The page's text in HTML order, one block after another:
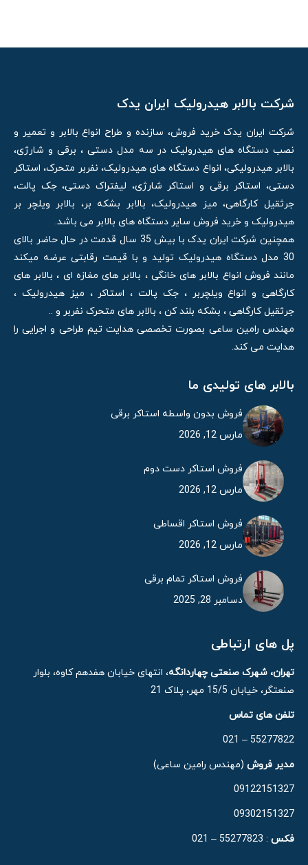
شرکت بالابر هیدرولیک ایران یدک
شرکت ایران یدک خرید فروش، سازنده و طراح انواع بالابر و تعمیر و
نصب دستگاه های هیدرولیک در سه مدل دستی ، برقی و شارژی،
بالابر هیدرولیکی، انواع دستگاه های هیدرولیک، نفربر متحرک، استاکر
دستی، استاکر برقی و استاکر شارژی، لیفتراک دستی، جک پالت،
جرثقیل کارگاهی، میز هیدرولیک، بالابر بشکه بر، بالابر ویلچر بر
هیدرولیک و خرید فروش سایر دستگاه های بالابر می باشد.
همچنین شرکت ایران یدک با بیش 35 سال قدمت در حال حاضر بالای
30 مدل دستگاه هیدرولیک تولید و با قیمت رقابتی عرضه میکند
مانند فروش انواع بالابر های خانگی ، بالابر های مغازه ای ، بالابر های
کارگاهی و انواع ویلچربر ، جک پالت ، استاکر ، میز هیدرولیک ،
جرثقیل کارگاهی ، بشکه بلند کن ، بالابر های متحرک نفربر و ..
مهندس رامین ساعی بصورت تخصصی هدایت تیم طراحی و اجرایی را
هدایت می کند.
بالابر های تولیدی ما
فروش بدون واسطه استاکر برقی
مارس 12, 2026
فروش استاکر دست دوم
مارس 12, 2026
فروش استاکر اقساطی
مارس 12, 2026
فروش استاکر تمام برقی
دسامبر 28, 2025
پل های ارتباطی
تهران، شهرک صنعتی چهاردانگه، انتهای خیابان هفدهم کاوه، بلوار
صنعتگر، خیابان 15/5 مهر، پلاک 21
تلفن های تماس
55277822 – 021
مدیر فروش (مهندس رامین ساعی)
09122151327
09302151327
فکس : 55277823 – 021